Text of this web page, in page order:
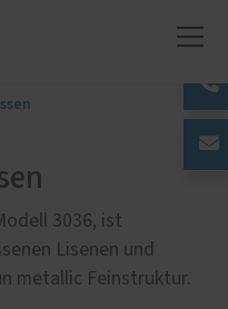
3036, ist
Lisenen und
metallic Feinstruktur.